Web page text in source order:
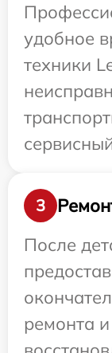
удобное
техники
3
После
ремонта